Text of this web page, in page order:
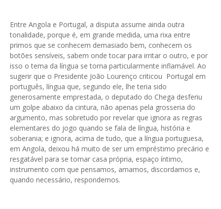
Entre Angola e Portugal, a disputa assume ainda outra
tonalidade, porque é, em grande medida, uma rixa entre
primos que se conhecem demasiado bem, conhecem os
botões sensíveis, sabem onde tocar para irritar o outro, e por
isso o tema da língua se torna particularmente inflamável. Ao
sugerir que o Presidente João Lourenço criticou Portugal em
português, língua que, segundo ele, lhe teria sido
generosamente emprestada, o deputado do Chega desferiu
um golpe abaixo da cintura, não apenas pela grosseria do
argumento, mas sobretudo por revelar que ignora as regras
elementares do jogo quando se fala de língua, história e
soberania; e ignora, acima de tudo, que a língua portuguesa,
em Angola, deixou há muito de ser um empréstimo precário e
resgatável para se tornar casa própria, espaço íntimo,
instrumento com que pensamos, amamos, discordamos e,
quando necessário, respondemos.